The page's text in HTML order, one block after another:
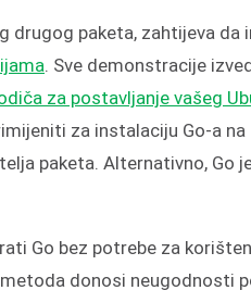
drugog paketa, zahtijeva da
. Sve demonstracije
za postavljanje vašeg
za instalaciju Go-a
paketa. Alternativno, Go
Go bez potrebe za
donosi neugodnosti